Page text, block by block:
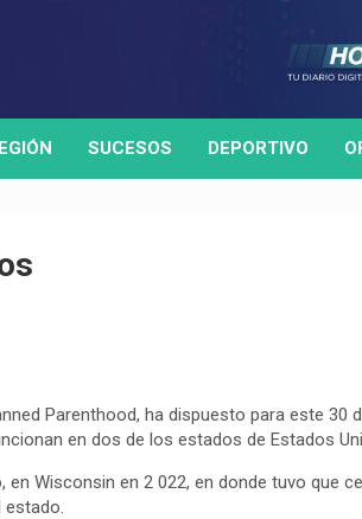
SUCESOS DEPORTIVO
Parenthood, ha dispuesto para este 30
en dos de los estados de Estados
Wisconsin en 2 022, en donde tuvo que
estado.